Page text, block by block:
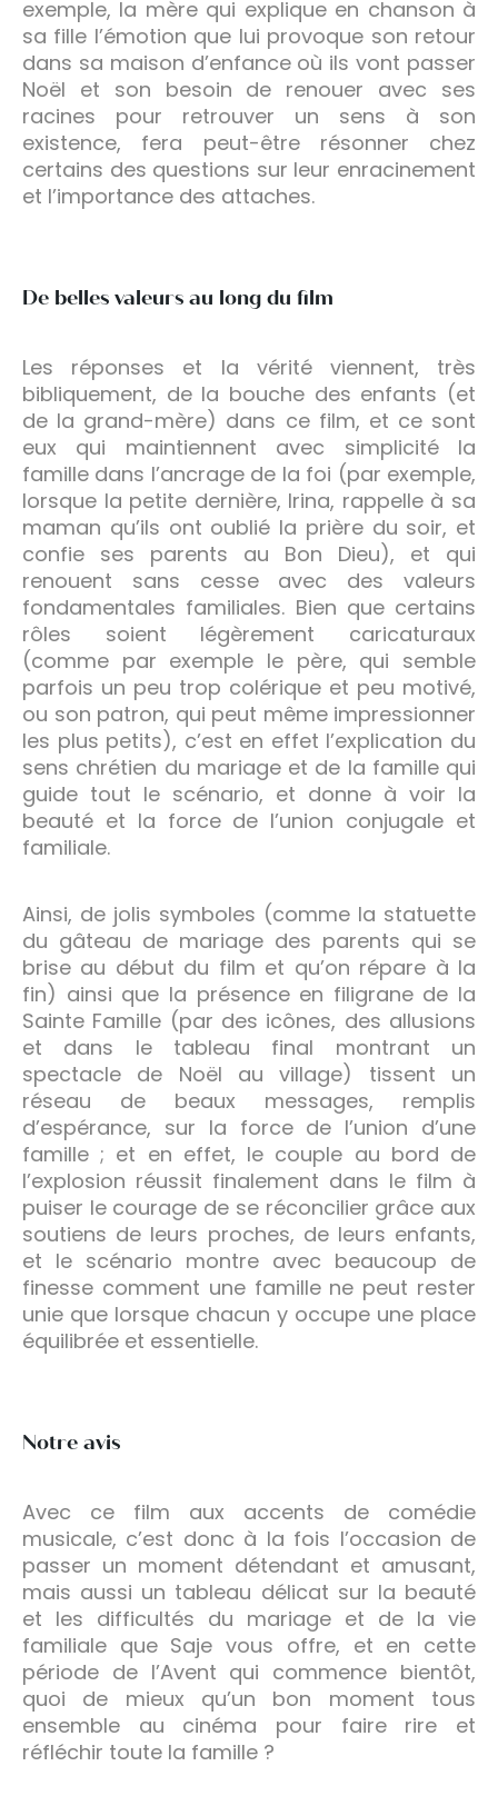
exemple, la mère qui explique en chanson à
sa fille l’émotion que lui provoque son retour
dans sa maison d’enfance où ils vont passer
Noël et son besoin de renouer avec ses
racines pour retrouver un sens à son
existence, fera peut-être résonner chez
certains des questions sur leur enracinement
et l’importance des attaches.
De belles valeurs au long du film
Les réponses et la vérité viennent, très
bibliquement, de la bouche des enfants (et
de la grand-mère) dans ce film, et ce sont
eux qui maintiennent avec simplicité la
famille dans l’ancrage de la foi (par exemple,
lorsque la petite dernière, Irina, rappelle à sa
maman qu’ils ont oublié la prière du soir, et
confie ses parents au Bon Dieu), et qui
renouent sans cesse avec des valeurs
fondamentales familiales. Bien que certains
rôles soient légèrement caricaturaux
(comme par exemple le père, qui semble
parfois un peu trop colérique et peu motivé,
ou son patron, qui peut même impressionner
les plus petits), c’est en effet l’explication du
sens chrétien du mariage et de la famille qui
guide tout le scénario, et donne à voir la
beauté et la force de l’union conjugale et
familiale.
Ainsi, de jolis symboles (comme la statuette
du gâteau de mariage des parents qui se
brise au début du film et qu’on répare à la
fin) ainsi que la présence en filigrane de la
Sainte Famille (par des icônes, des allusions
et dans le tableau final montrant un
spectacle de Noël au village) tissent un
réseau de beaux messages, remplis
d’espérance, sur la force de l’union d’une
famille ; et en effet, le couple au bord de
l’explosion réussit finalement dans le film à
puiser le courage de se réconcilier grâce aux
soutiens de leurs proches, de leurs enfants,
et le scénario montre avec beaucoup de
finesse comment une famille ne peut rester
unie que lorsque chacun y occupe une place
équilibrée et essentielle.
Notre avis
Avec ce film aux accents de comédie
musicale, c’est donc à la fois l’occasion de
passer un moment détendant et amusant,
mais aussi un tableau délicat sur la beauté
et les difficultés du mariage et de la vie
familiale que Saje vous offre, et en cette
période de l’Avent qui commence bientôt,
quoi de mieux qu’un bon moment tous
ensemble au cinéma pour faire rire et
réfléchir toute la famille ?